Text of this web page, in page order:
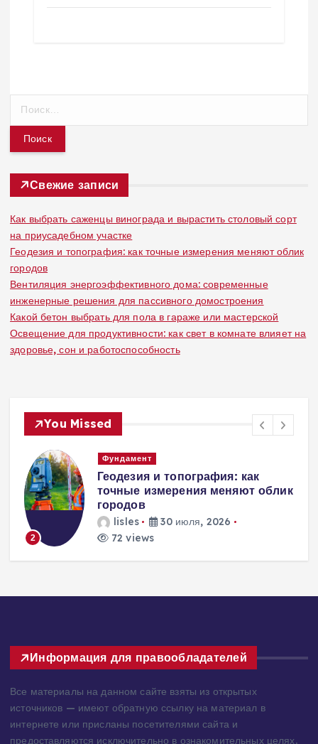
т
Свежие записи
Как выбрать саженцы винограда и вырастить столовый сорт
на приусадебном участке
Геодезия и топография: как точные измерения меняют облик
городов
Вентиляция энергоэффективного дома: современные
инженерные решения для пассивного домостроения
Какой бетон выбрать для пола в гараже или мастерской
Освещение для продуктивности: как свет в комнате влияет на
здоровье, сон и работоспособность
You Missed
Вентиляция
Вентиляция
энергоэффективного дома:
современные инженерные
решения для пассивного
домостроения
Информация для правообладателей
Все материалы на данном сайте взяты из открытых
источников — имеют обратную ссылку на материал в